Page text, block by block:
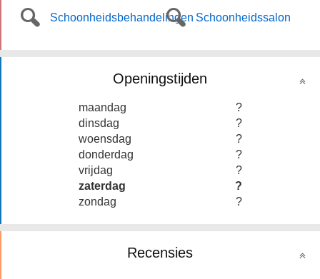
Schoonheidsbehandelingen Schoonheidssalon
Openingstijden
maandag
?
dinsdag
?
woensdag
?
donderdag
?
vrijdag
?
zaterdag
?
zondag
?
Recensies